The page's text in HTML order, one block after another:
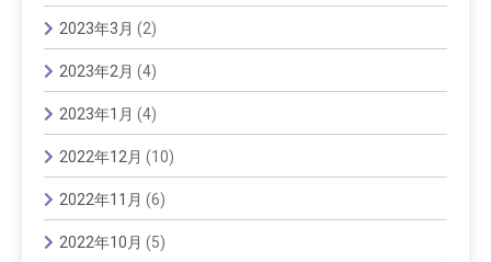
2023年3月 (2)
2023年2月 (4)
2023年1月 (4)
2022年12月 (10)
2022年11月 (6)
2022年10月 (5)